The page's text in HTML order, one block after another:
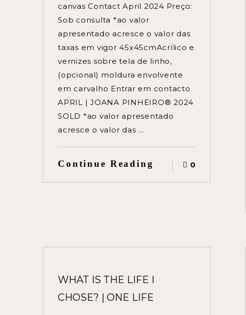
canvas Contact April 2024 Preço:
Sob consulta *ao valor
apresentado acresce o valor das
taxas em vigor 45x45cmAcrílico e
vernizes sobre tela de linho,
(opcional) moldura envolvente
em carvalho Entrar em contacto
APRIL | JOANA PINHEIRO® 2024
SOLD *ao valor apresentado
acresce o valor das …
Continue Reading 0
WHAT IS THE LIFE I
CHOSE? | ONE LIFE